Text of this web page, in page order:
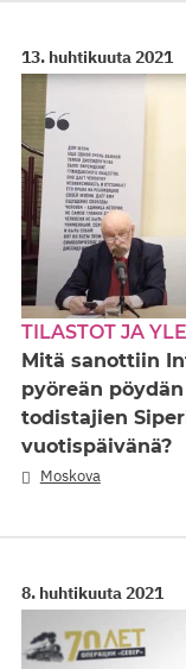
13. huhtikuuta 2021
TILASTOT JA
Mitä sanottiin
pyöreän
todistajien
vuotispäivänä?
Moskova
8. huhtikuuta 2021